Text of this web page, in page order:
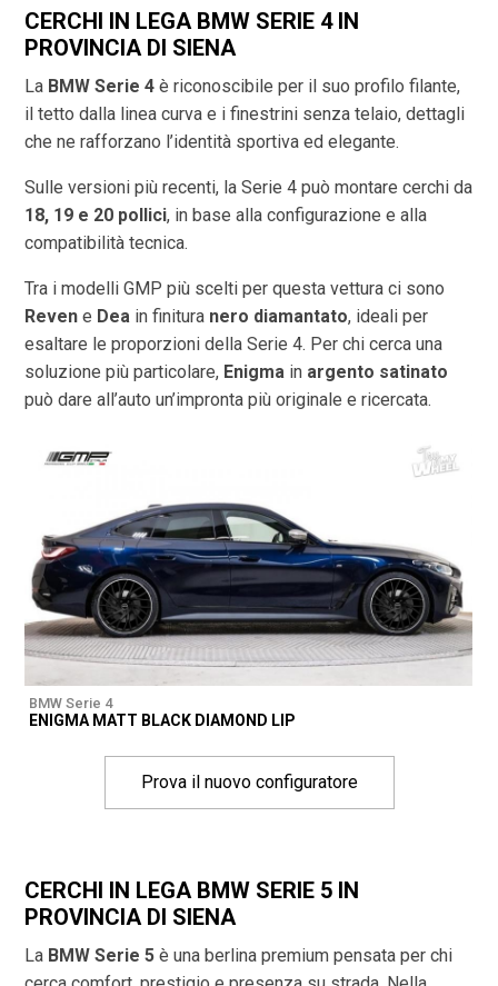
CERCHI IN LEGA BMW SERIE 4 IN
PROVINCIA DI SIENA
La BMW Serie 4 è riconoscibile per il suo profilo filante,
il tetto dalla linea curva e i finestrini senza telaio, dettagli
che ne rafforzano l’identità sportiva ed elegante.
Sulle versioni più recenti, la Serie 4 può montare cerchi da
18, 19 e 20 pollici, in base alla configurazione e alla
compatibilità tecnica.
Tra i modelli GMP più scelti per questa vettura ci sono
Reven e Dea in finitura nero diamantato, ideali per
esaltare le proporzioni della Serie 4. Per chi cerca una
soluzione più particolare, Enigma in argento satinato
può dare all’auto un’impronta più originale e ricercata.
BMW Serie 4
ENIGMA MATT BLACK DIAMOND LIP
Prova il nuovo configuratore
CERCHI IN LEGA BMW SERIE 5 IN
PROVINCIA DI SIENA
La BMW Serie 5 è una berlina premium pensata per chi